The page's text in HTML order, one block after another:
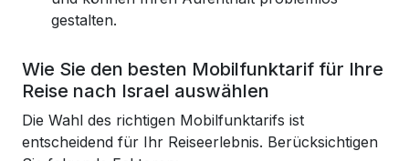
gestalten.
Wie Sie den besten Mobilfunktarif für Ihre
Reise nach Israel auswählen
Die Wahl des richtigen Mobilfunktarifs ist
entscheidend für Ihr Reiseerlebnis. Berücksichtigen